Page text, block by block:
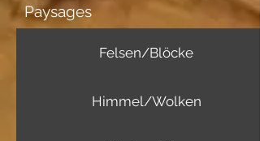
Paysages
Felsen/Blöcke
Himmel/Wolken